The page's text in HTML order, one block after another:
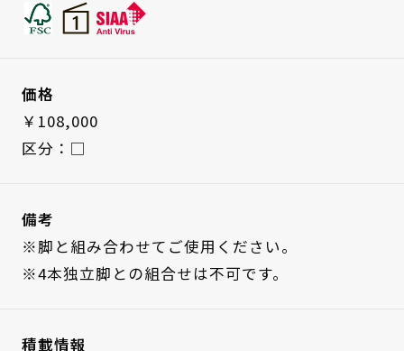
価格
￥108,000
区分：□
備考
※脚と組み合わせてご使用ください。
※4本独立脚との組合せは不可です。
積載情報